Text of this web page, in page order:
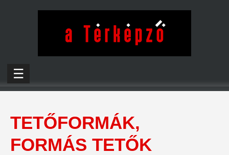
☰
TETŐFORMÁK,
FORMÁS TETŐK